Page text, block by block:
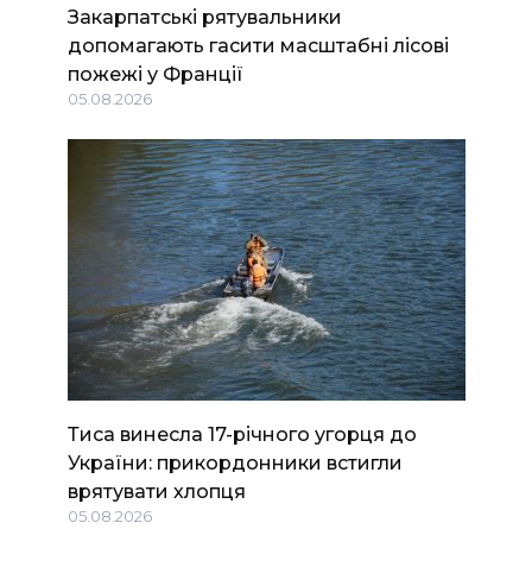
Закарпатські рятувальники
допомагають гасити масштабні лісові
пожежі у Франції
05.08.2026
Тиса винесла 17-річного угорця до
України: прикордонники встигли
врятувати хлопця
05.08.2026